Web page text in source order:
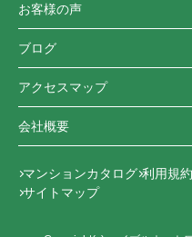
お客様の声
ブログ
アクセスマップ
会社概要
マンションカタログ 利用規約
サイトマップ